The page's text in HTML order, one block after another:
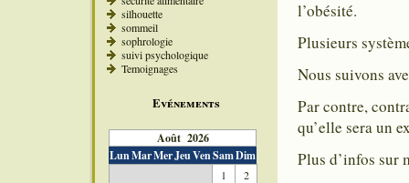
silhouette
sommeil
sophrologie
suivi psychologique
Temoignages
Evénements
Août 2026
LunMarMerJeuVenSamDim
1
2
l’obésité.
Plusieurs
Nous suivons
Par contre,
qu’elle sera un
Plus d’infos sur